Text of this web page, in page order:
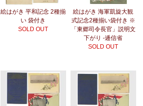
絵はがき 平和記念 2種揃
い 袋付き
SOLD OUT
絵はがき 海軍凱旋大観
式記念2種揃い袋付き ※
「東郷司令長官」説明文
下がり -逓信省
SOLD OUT